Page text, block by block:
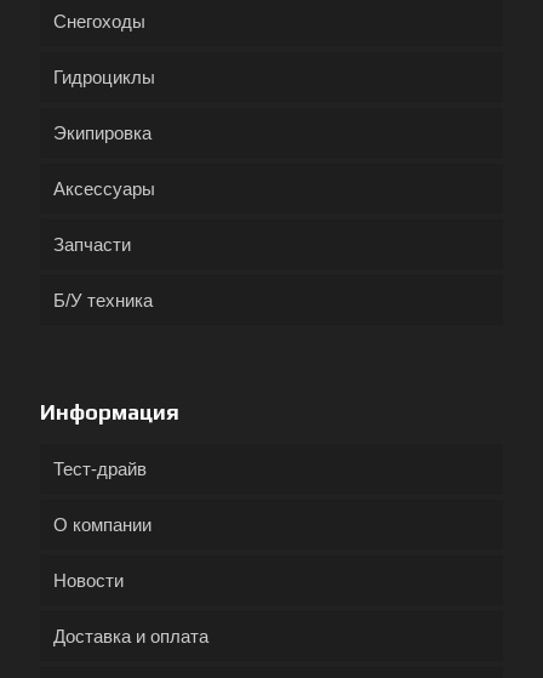
Снегоходы
Гидроциклы
Экипировка
Аксессуары
Запчасти
Б/У техника
Информация
Тест-драйв
О компании
Новости
Доставка и оплата